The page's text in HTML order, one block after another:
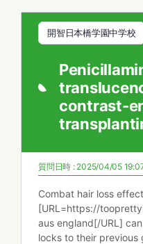
開智日本橋学園中学校
contrast-
質問日時 : 2025/04/05
Combat hair loss
[URL=https://
aus england[/URL]
locks to their previous